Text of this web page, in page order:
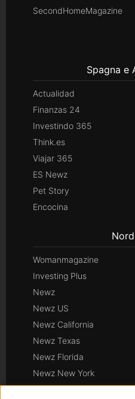
SecondHomeMagazine
Spagna e
Actualidad
Finanzas 24
Investindo 365
Think.es
Viajar 365
ES Newz
Pet Story
Encocina
Womanmagazine
Investing Plus
Newz
Newz US
Newz California
Newz Texas
Newz Florida
Newz New York
Newz Pennsylvania